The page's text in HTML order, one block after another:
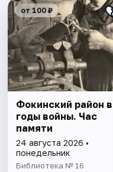
от 100 ₽
Фокинский район в
годы войны. Час
памяти
24 августа 2026 •
понедельник
Библиотека № 16